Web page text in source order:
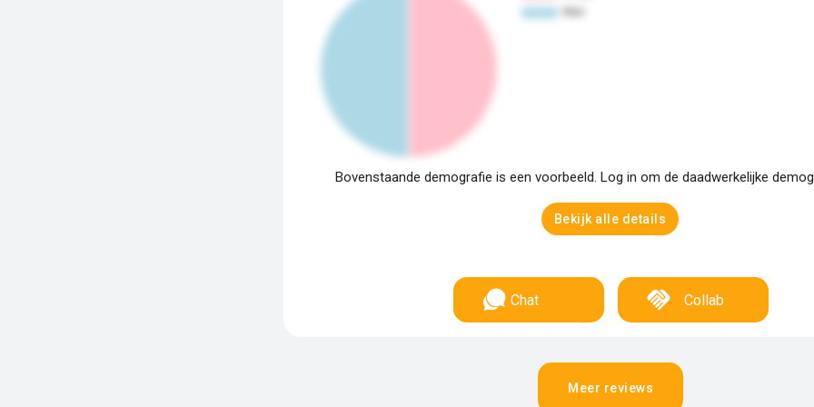
Bovenstaande demografie is een voorbeeld. Log in om de daadwerkelijke
Bekijk alle details
Chat Collab
Meer reviews